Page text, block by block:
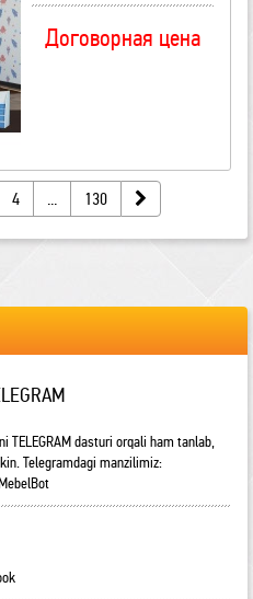
Договорная цена
4 ... 130
TELEGRAM dasturi orqali ham tanlab,
Telegramdagi manzilimiz: